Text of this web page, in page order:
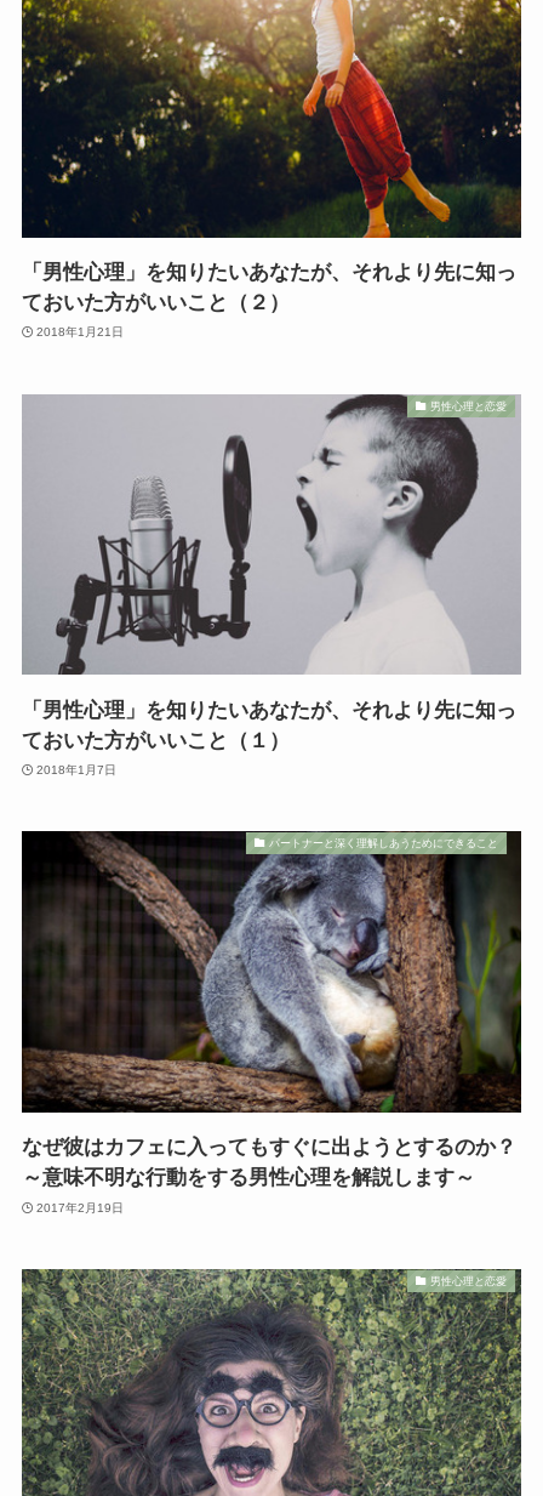
「男性心理」を知りたいあなたが、それより先に知っ
ておいた方がいいこと（２）
2018年1月21日
男性心理と恋愛
「男性心理」を知りたいあなたが、それより先に知っ
ておいた方がいいこと（１）
2018年1月7日
パートナーと深く理解しあうためにできること
なぜ彼はカフェに入ってもすぐに出ようとするのか？
～意味不明な行動をする男性心理を解説します～
2017年2月19日
男性心理と恋愛